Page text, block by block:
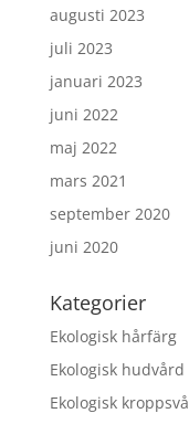
augusti 2023
juli 2023
januari 2023
juni 2022
maj 2022
mars 2021
september 2020
juni 2020
Kategorier
Ekologisk hårfärg
Ekologisk hudvård
Ekologisk